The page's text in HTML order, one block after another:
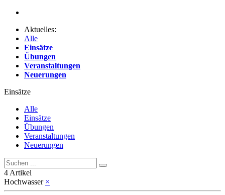
Aktuelles:
Alle
Einsätze
Übungen
Veranstaltungen
Neuerungen
Einsätze
Alle
Einsätze
Übungen
Veranstaltungen
Neuerungen
4 Artikel
Hochwasser ×